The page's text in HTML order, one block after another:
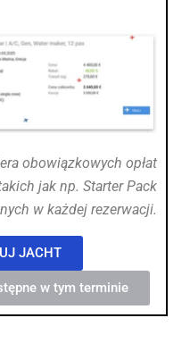
obowiązkowych opłat
jak np. Starter Pack
w każdej rezerwacji.
JACHT
w tym terminie